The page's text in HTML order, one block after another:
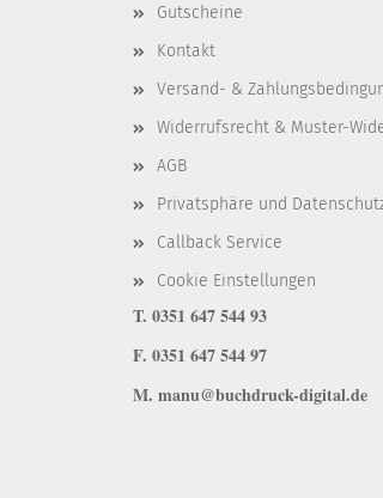
Gutscheine
Kontakt
Versand- &
Widerrufsrecht & Muster-
AGB
Privatsphäre und
Callback Service
Cookie Einstellungen
T. 0351 647 544 93
F. 0351 647 544 97
M. manu@buchdruck-digital.de